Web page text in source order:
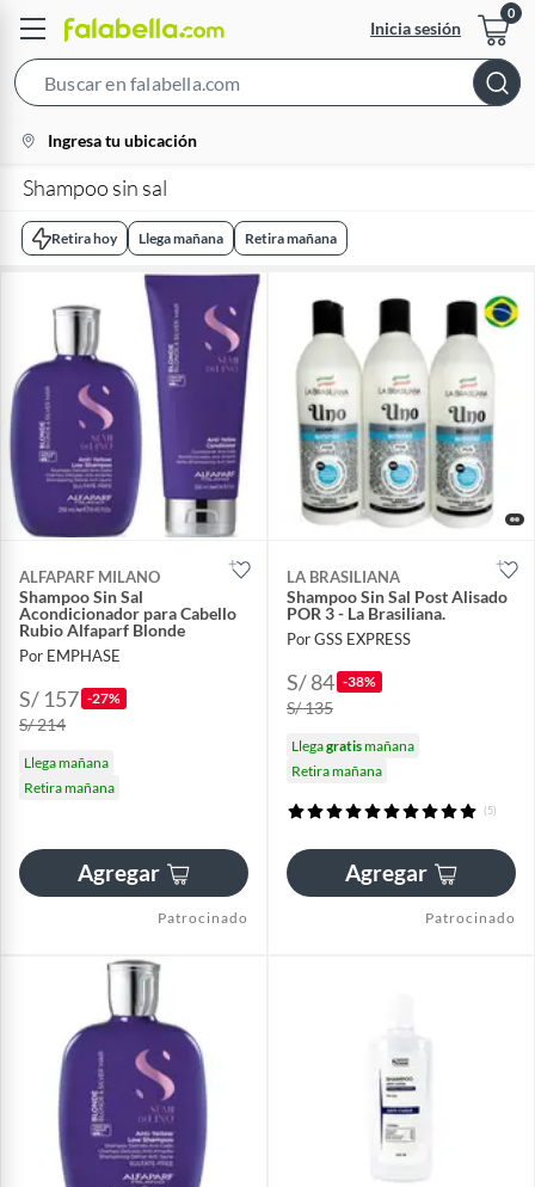
Inicia sesión
Bar
location-
icon
Ingresa tu ubicación
Shampoo sin sal
Retira hoy Llega mañana Retira mañana
ALFAPARF MILANO
Shampoo Sin Sal
Acondicionador para Cabello
Rubio Alfaparf Blonde
Por EMPHASE
S/ 157 -27%
S/ 214
Llega mañana
Retira mañana
Agregar
Patrocinado
LA BRASILIANA
Shampoo Sin Sal Post Alisado
POR 3 - La Brasiliana.
Por GSS EXPRESS
S/ 84 -38%
S/ 135
Llegagratismañana
Retira mañana
(5)
Agregar
Patrocinado